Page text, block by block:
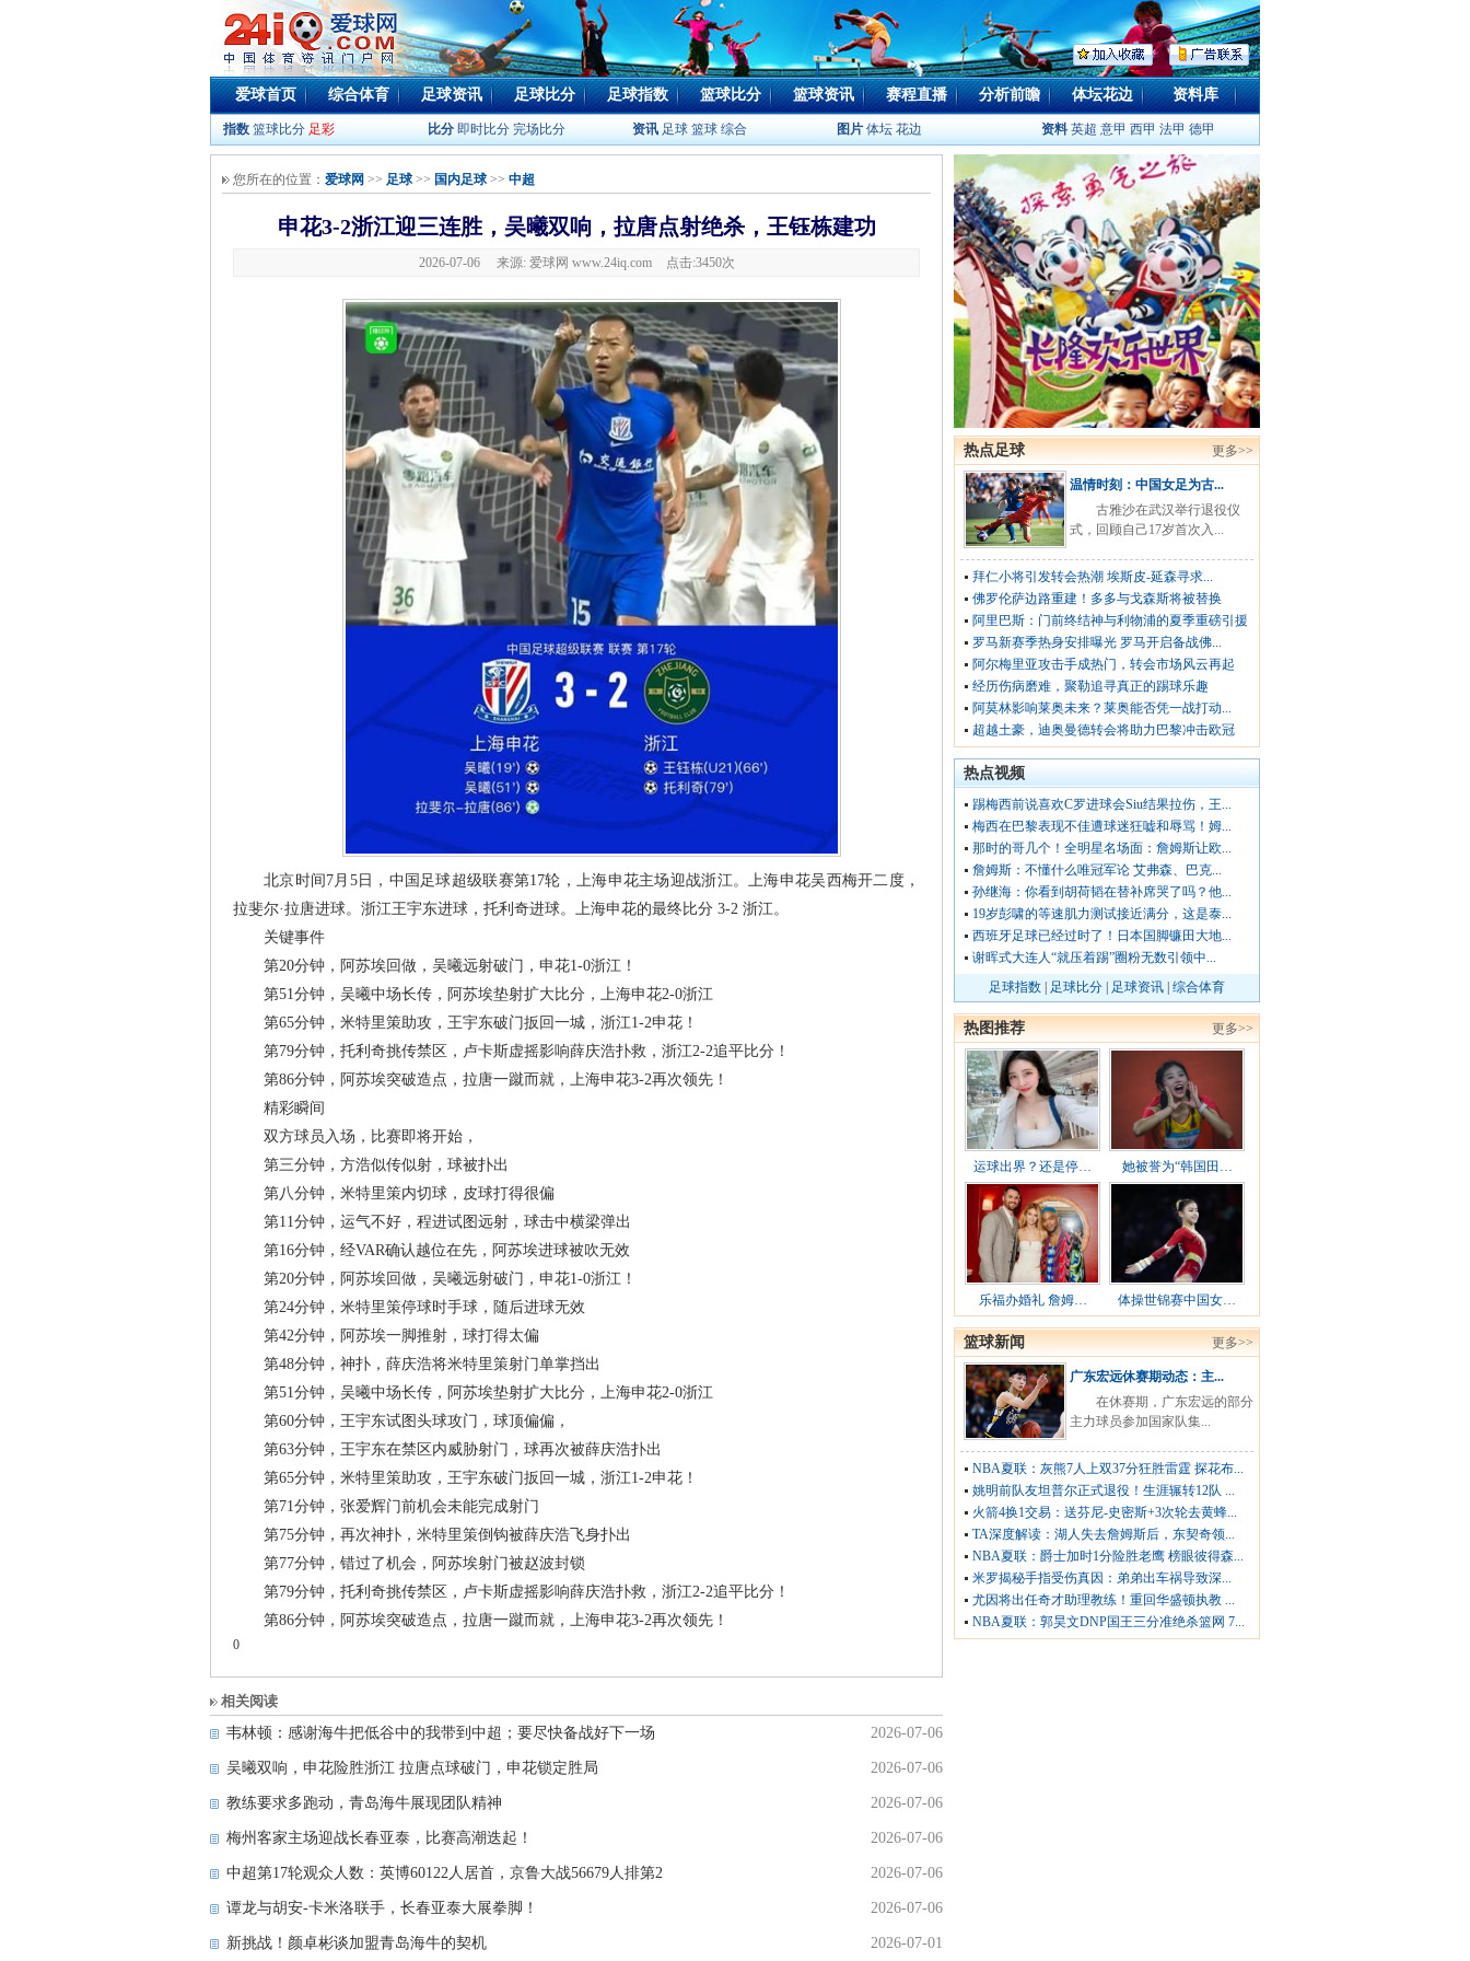
爱球首页 综合体育 足球资讯 足球比分 足球指数 篮球比分 篮球资讯 赛程直播 分析前瞻 体坛花边 资料库
指数 篮球比分 足彩 比分 即时比分 完场比分 资讯 足球 篮球 综合 图片 体坛 花边 资料 英超 意甲 西甲 法甲 德甲
您所在的位置： 爱球网 >> 足球>> 国内足球>> 中超
申花3-2浙江迎三连胜，吴曦双响，拉唐点射绝杀，王钰栋建功
2026-07-06 来源: 爱球网 www.24iq.com 点击:3450次
北京时间7月5日，中国足球超级联赛第17轮，上海申花主场迎战浙江。上海申花吴西梅开二度，
拉斐尔·拉唐进球。浙江王宇东进球，托利奇进球。上海申花的最终比分 3-2 浙江。
关键事件
第20分钟，阿苏埃回做，吴曦远射破门，申花1-0浙江！
第51分钟，吴曦中场长传，阿苏埃垫射扩大比分，上海申花2-0浙江
第65分钟，米特里策助攻，王宇东破门扳回一城，浙江1-2申花！
第79分钟，托利奇挑传禁区，卢卡斯虚摇影响薛庆浩扑救，浙江2-2追平比分！
第86分钟，阿苏埃突破造点，拉唐一蹴而就，上海申花3-2再次领先！
精彩瞬间
双方球员入场，比赛即将开始，
第三分钟，方浩似传似射，球被扑出
第八分钟，米特里策内切球，皮球打得很偏
第11分钟，运气不好，程进试图远射，球击中横梁弹出
第16分钟，经VAR确认越位在先，阿苏埃进球被吹无效
第20分钟，阿苏埃回做，吴曦远射破门，申花1-0浙江！
第24分钟，米特里策停球时手球，随后进球无效
第42分钟，阿苏埃一脚推射，球打得太偏
第48分钟，神扑，薛庆浩将米特里策射门单掌挡出
第51分钟，吴曦中场长传，阿苏埃垫射扩大比分，上海申花2-0浙江
第60分钟，王宇东试图头球攻门，球顶偏偏，
第63分钟，王宇东在禁区内威胁射门，球再次被薛庆浩扑出
第65分钟，米特里策助攻，王宇东破门扳回一城，浙江1-2申花！
第71分钟，张爱辉门前机会未能完成射门
第75分钟，再次神扑，米特里策倒钩被薛庆浩飞身扑出
第77分钟，错过了机会，阿苏埃射门被赵波封锁
第79分钟，托利奇挑传禁区，卢卡斯虚摇影响薛庆浩扑救，浙江2-2追平比分！
第86分钟，阿苏埃突破造点，拉唐一蹴而就，上海申花3-2再次领先！
0
相关阅读
2026-07-06
韦林顿：感谢海牛把低谷中的我带到中超；要尽快备战好下一场
2026-07-06
吴曦双响，申花险胜浙江 拉唐点球破门，申花锁定胜局
2026-07-06
教练要求多跑动，青岛海牛展现团队精神
2026-07-06
梅州客家主场迎战长春亚泰，比赛高潮迭起！
2026-07-06
中超第17轮观众人数：英博60122人居首，京鲁大战56679人排第2
2026-07-06
谭龙与胡安-卡米洛联手，长春亚泰大展拳脚！
2026-07-01
新挑战！颜卓彬谈加盟青岛海牛的契机
更多>>
热点足球
温情时刻：中国女足为古...
古雅沙在武汉举行退役仪
式，回顾自己17岁首次入...
拜仁小将引发转会热潮 埃斯皮-延森寻求...
佛罗伦萨边路重建！多多与戈森斯将被替换
阿里巴斯：门前终结神与利物浦的夏季重磅引援
罗马新赛季热身安排曝光 罗马开启备战佛...
阿尔梅里亚攻击手成热门，转会市场风云再起
经历伤病磨难，聚勒追寻真正的踢球乐趣
阿莫林影响莱奥未来？莱奥能否凭一战打动...
超越土豪，迪奥曼德转会将助力巴黎冲击欧冠
热点视频
踢梅西前说喜欢C罗进球会Siu结果拉伤，王...
梅西在巴黎表现不佳遭球迷狂嘘和辱骂！姆...
那时的哥几个！全明星名场面：詹姆斯让欧...
詹姆斯：不懂什么唯冠军论 艾弗森、巴克...
孙继海：你看到胡荷韬在替补席哭了吗？他...
19岁彭啸的等速肌力测试接近满分，这是泰...
西班牙足球已经过时了！日本国脚镰田大地...
谢晖式大连人“就压着踢”圈粉无数引领中...
足球指数
足球比分 足球资讯 综合体育
更多>>
热图推荐
运球出界？还是停… 她被誉为“韩国田…
乐福办婚礼 詹姆… 体操世锦赛中国女…
更多>>
篮球新闻
广东宏远休赛期动态：主...
在休赛期，广东宏远的部分
主力球员参加国家队集...
NBA夏联：灰熊7人上双37分狂胜雷霆 探花布...
姚明前队友坦普尔正式退役！生涯辗转12队 ...
火箭4换1交易：送芬尼-史密斯+3次轮去黄蜂...
TA深度解读：湖人失去詹姆斯后，东契奇领...
NBA夏联：爵士加时1分险胜老鹰 榜眼彼得森...
米罗揭秘手指受伤真因：弟弟出车祸导致深...
尤因将出任奇才助理教练！重回华盛顿执教 ...
NBA夏联：郭昊文DNP国王三分准绝杀篮网 7...